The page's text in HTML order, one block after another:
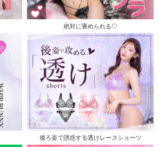
絶対に褒められる♡
後ろ姿で誘惑する透けレースショーツ